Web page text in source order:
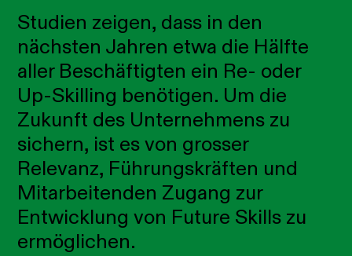
Studien zeigen, dass in den
nächsten Jahren etwa die Hälfte
aller Beschäftigten ein Re- oder
Up-Skilling benötigen. Um die
Zukunft des Unternehmens zu
sichern, ist es von grosser
Relevanz, Führungskräften und
Mitarbeitenden Zugang zur
Entwicklungvon Future Skills zu
ermöglichen.